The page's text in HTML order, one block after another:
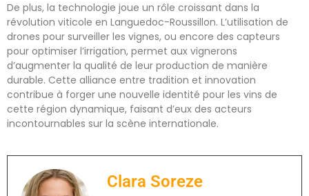
De plus, la technologie joue un rôle croissant dans la
révolution viticole en Languedoc-Roussillon. L’utilisation de
drones pour surveiller les vignes, ou encore des capteurs
pour optimiser l’irrigation, permet aux vignerons
d’augmenter la qualité de leur production de manière
durable. Cette alliance entre tradition et innovation
contribue à forger une nouvelle identité pour les vins de
cette région dynamique, faisant d’eux des acteurs
incontournables sur la scène internationale.
Clara Soreze